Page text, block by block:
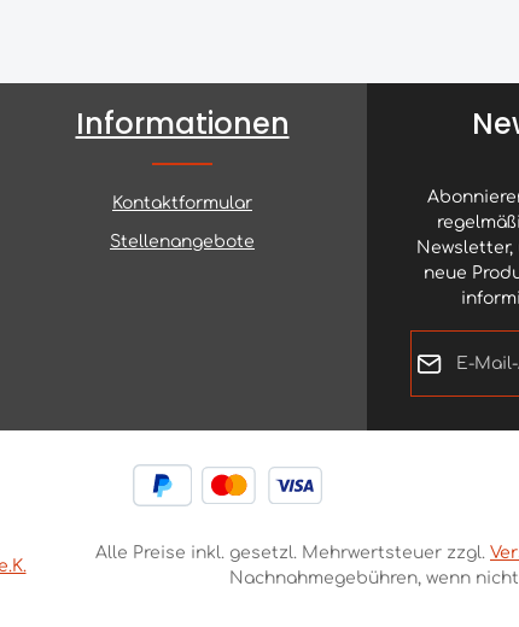
Informationen
Kontaktformular
Stellenangebote
neue
ihnen
und es gelten
Alle Preise inkl. gesetzl. Mehrwertsteuer zzgl.
Nachnahmegebühren, wenn